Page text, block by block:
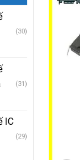
(30)
(31)
IC
(29)